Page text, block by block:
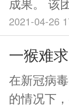
接种率，
卫生安全
意事项
究成果显
人相比，
脑静脉血
要高出8-
2021-04-26
一猴难
战中最
在新冠病
的情况下